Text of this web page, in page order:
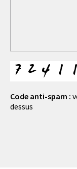
Code anti-spam :
dessus